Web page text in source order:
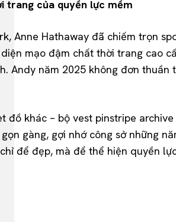
trang của quyền lực mềm
Anne Hathaway đã chiếm trọn
mạo đậm chất thời trang cao
Andy năm 2025 không đơn
đồ khác – bộ vest pinstripe
gàng, gợi nhớ công sở những
để đẹp, mà để thể hiện quyền